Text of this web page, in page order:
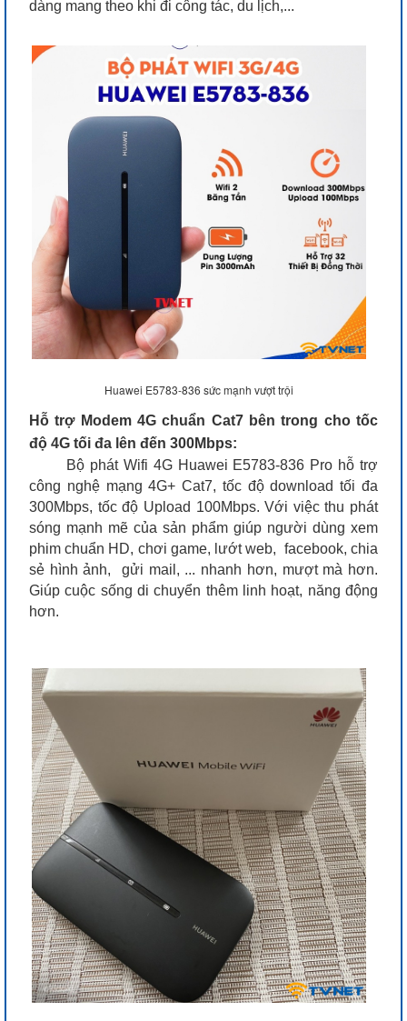
dàng mang theo khi đi công tác, du lịch,...
Huawei E5783-836 sức mạnh vượt trội
Hỗ trợ Modem 4G chuẩn Cat7 bên trong cho tốc
độ 4G tối đa lên đến 300Mbps:
Bộ phát Wifi 4G Huawei E5783-836 Pro hỗ trợ
công nghệ mạng 4G+ Cat7, tốc độ download tối đa
300Mbps, tốc độ Upload 100Mbps. Với việc thu phát
sóng mạnh mẽ của sản phẩm giúp người dùng xem
phim chuẩn HD, chơi game, lướt web, facebook, chia
sẻ hình ảnh, gửi mail, ... nhanh hơn, mượt mà hơn.
Giúp cuộc sống di chuyển thêm linh hoạt, năng động
hơn.